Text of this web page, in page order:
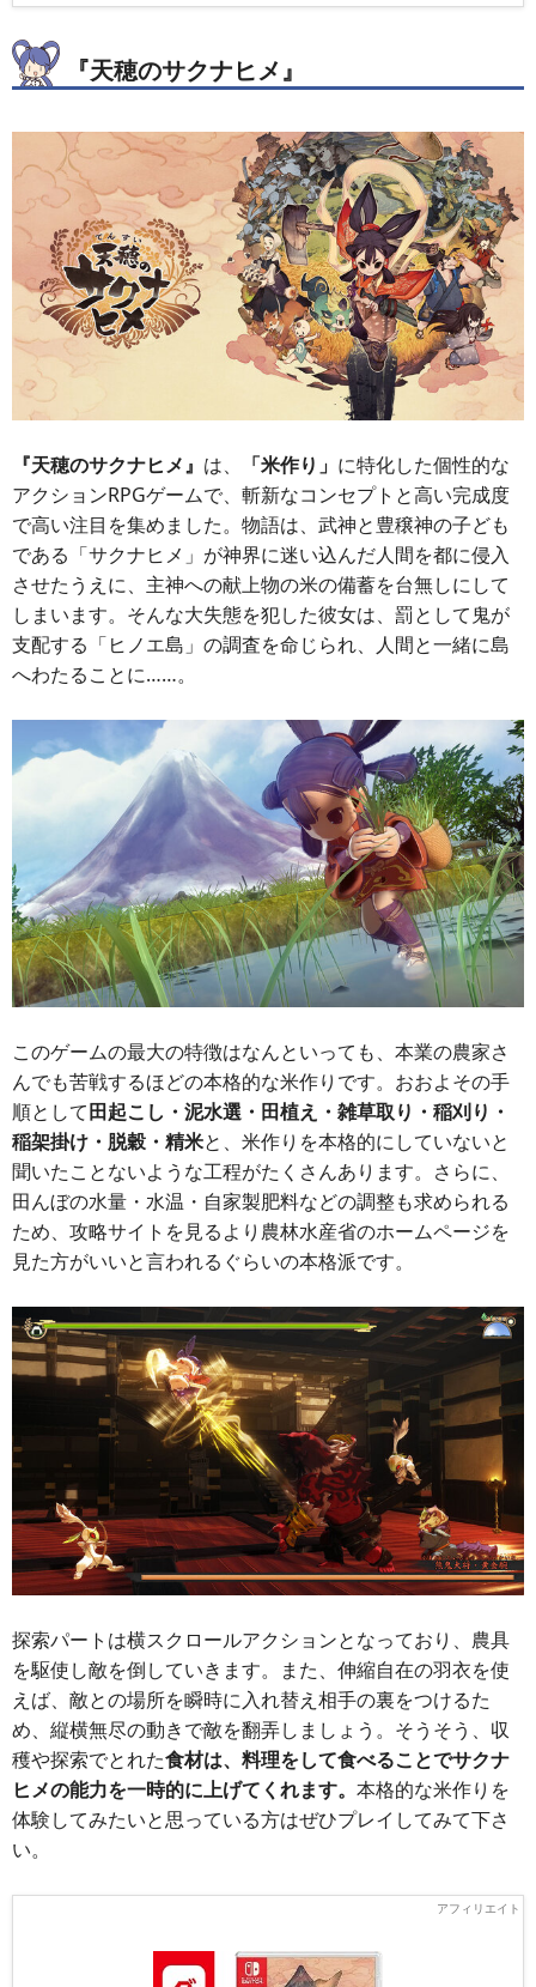
『天穂のサクナヒメ』
『天穂のサクナヒメ』 は、 「米作り」 に特化した個性的な
アクションRPGゲームで、斬新なコンセプトと高い完成度
で高い注目を集めました。物語は、武神と豊穣神の子ども
である「サクナヒメ」が神界に迷い込んだ人間を都に侵入
させたうえに、主神への献上物の米の備蓄を台無しにして
しまいます。そんな大失態を犯した彼女は、罰として鬼が
支配する「ヒノエ島」の調査を命じられ、人間と一緒に島
へわたることに……。
このゲームの最大の特徴はなんといっても、本業の農家さ
んでも苦戦するほどの本格的な米作りです。おおよその手
順として田起こし・泥水選・田植え・雑草取り・稲刈り・
稲架掛け・脱穀・精米と、米作りを本格的にしていないと
聞いたことないような工程がたくさんあります。さらに、
田んぼの水量・水温・自家製肥料などの調整も求められる
ため、攻略サイトを見るより農林水産省のホームページを
見た方がいいと言われるぐらいの本格派です。
探索パートは横スクロールアクションとなっており、農具
を駆使し敵を倒していきます。また、伸縮自在の羽衣を使
えば、敵との場所を瞬時に入れ替え相手の裏をつけるた
め、縦横無尽の動きで敵を翻弄しましょう。そうそう、収
穫や探索でとれた食材は、料理をして食べることでサクナ
ヒメの能力を一時的に上げてくれます。 本格的な米作りを
体験してみたいと思っている方はぜひプレイしてみて下さ
い。